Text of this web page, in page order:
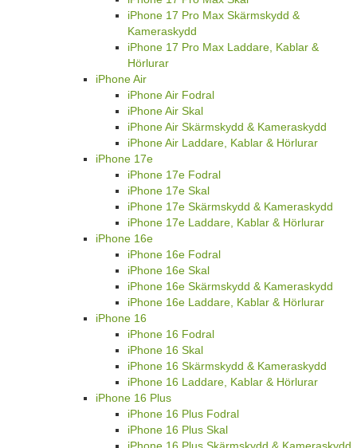
iPhone 17 Pro Max Skärmskydd &
Kameraskydd
iPhone 17 Pro Max Laddare, Kablar &
Hörlurar
iPhone Air
iPhone Air Fodral
iPhone Air Skal
iPhone Air Skärmskydd & Kameraskydd
iPhone Air Laddare, Kablar & Hörlurar
iPhone 17e
iPhone 17e Fodral
iPhone 17e Skal
iPhone 17e Skärmskydd & Kameraskydd
iPhone 17e Laddare, Kablar & Hörlurar
iPhone 16e
iPhone 16e Fodral
iPhone 16e Skal
iPhone 16e Skärmskydd & Kameraskydd
iPhone 16e Laddare, Kablar & Hörlurar
iPhone 16
iPhone 16 Fodral
iPhone 16 Skal
iPhone 16 Skärmskydd & Kameraskydd
iPhone 16 Laddare, Kablar & Hörlurar
iPhone 16 Plus
iPhone 16 Plus Fodral
iPhone 16 Plus Skal